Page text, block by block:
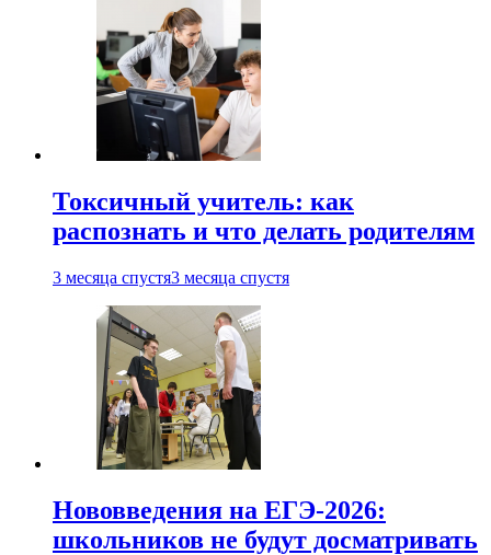
Токсичный учитель: как
распознать и что делать родителям
3 месяца спустя3 месяца спустя
Нововведения на ЕГЭ-2026:
школьников не будут досматривать